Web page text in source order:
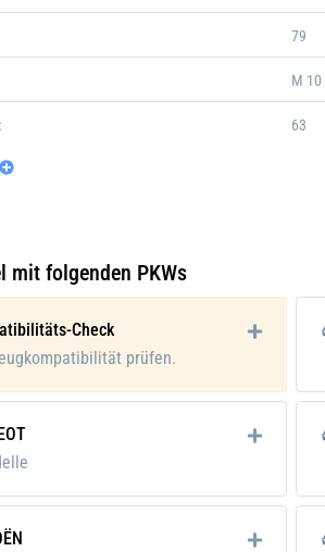
79
M 10
63
M 4
2 cm
10
mit folgenden PKWs
Check
prüfen.